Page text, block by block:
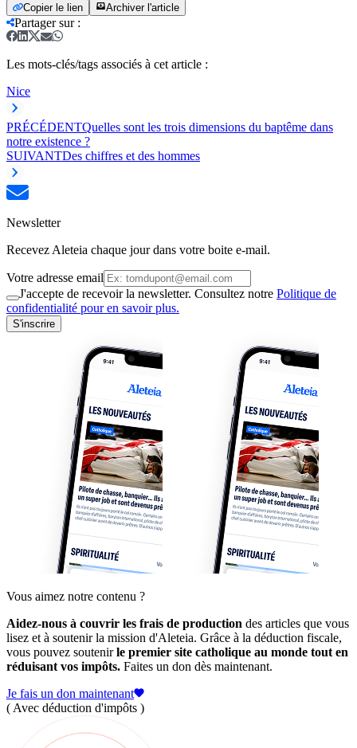
Copier le lien Archiver l'article
Partager sur:
Les mots-clés/tags associés à cet article :
Nice
PRÉCÉDENTQuelles sont les trois dimensions du baptême dans
notre existence ?
SUIVANTDes chiffres et des hommes
Newsletter
Recevez Aleteia chaque jour dans votre boite e-mail.
Votre adresse email
J'accepte de recevoir la newsletter. Consultez notre Politique de
confidentialité pour en savoir plus.
S'inscrire
Vous aimez notre contenu ?
Aidez-nous à couvrir les frais de production des articles que vous
lisez et à soutenir la mission d'Aleteia. Grâce à la déduction fiscale,
vous pouvez soutenirle premier site catholique au monde tout en
réduisant vos impôts. Faites un don dès maintenant.
Je fais un don maintenant
( Avec déduction d'impôts )